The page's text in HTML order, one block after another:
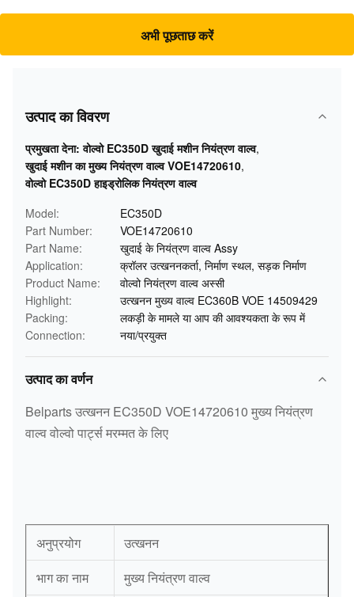
अभी पूछताछ करें
उत्पाद का विवरण
प्रमुखता देना: वोल्वो EC350D खुदाई मशीन नियंत्रण वाल्व,
खुदाई मशीन का मुख्य नियंत्रण वाल्व VOE14720610,
वोल्वो EC350D हाइड्रोलिक नियंत्रण वाल्व
Model:
EC350D
Part Number:
VOE14720610
Part Name:
खुदाई के नियंत्रण वाल्व Assy
Application:
क्रॉलर उत्खननकर्ता, निर्माण स्थल, सड़क निर्माण
Product Name:
वोल्वो नियंत्रण वाल्व अस्सी
Highlight:
उत्खनन मुख्य वाल्व EC360B VOE 14509429
Packing:
लकड़ी के मामले या आप की आवश्यकता के रूप में
Connection:
नया/प्रयुक्त
उत्पाद का वर्णन
Belparts उत्खनन EC350D VOE14720610 मुख्य नियंत्रण
वाल्व वोल्वो पार्ट्स मरम्मत के लिए
अनुप्रयोग
उत्खनन
भाग का नाम
मुख्य नियंत्रण वाल्व